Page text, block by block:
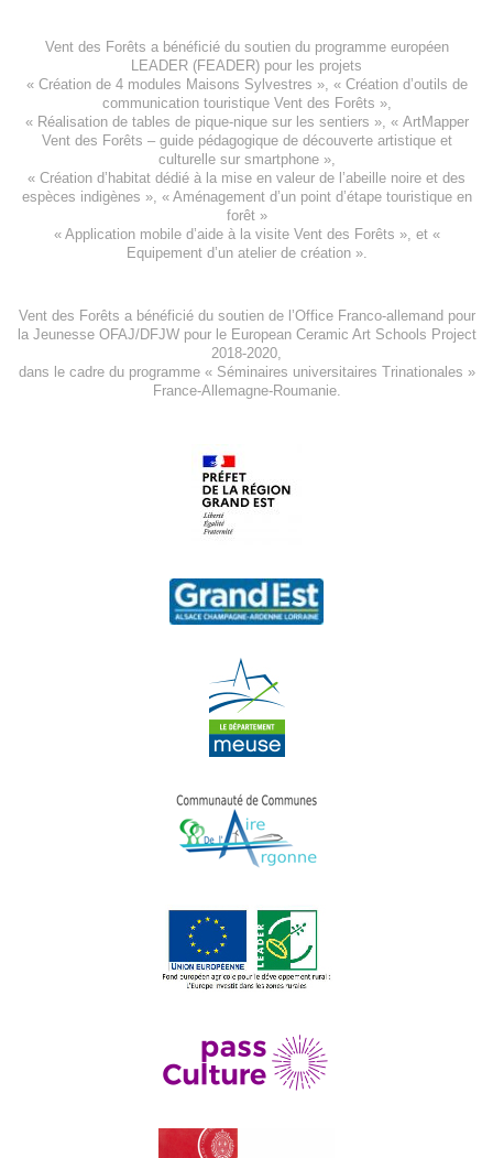
Vent des Forêts a bénéficié du soutien du programme européen
LEADER (FEADER) pour les projets
« Création de 4 modules Maisons Sylvestres », « Création d’outils de
communication touristique Vent des Forêts »,
« Réalisation de tables de pique-nique sur les sentiers », « ArtMapper
Vent des Forêts – guide pédagogique de découverte artistique et
culturelle sur smartphone »,
« Création d’habitat dédié à la mise en valeur de l’abeille noire et des
espèces indigènes », « Aménagement d’un point d’étape touristique en
forêt»
« Application mobile d’aide à la visite Vent des Forêts », et «
Equipement d’un atelier de création».
Vent des Forêts a bénéficié du soutien de l’Office Franco-allemand pour
la Jeunesse OFAJ/DFJWpour leEuropean Ceramic Art Schools Project
2018-2020
dans le cadre du programme « Séminaires universitaires Trinationales »
France-Allemagne-Roumanie.